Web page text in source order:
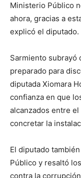
Ministerio Público
ahora, gracias a
explicó el diputado.
Sarmiento subrayó
preparado para
diputada Xiomara
confianza en que
alcanzados entre
concretar la
El diputado
Público y resaltó
contra la